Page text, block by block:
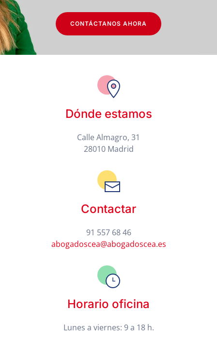
CONTÁCTANOS AHORA
Dónde estamos
Calle Almagro, 31
28010 Madrid
Contactar
91 557 68 46
abogadoscea@abogadoscea.es
Horario oficina
Lunes a viernes: 9 a 18 h.